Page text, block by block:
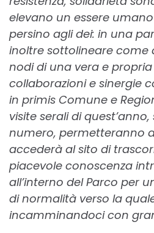
elevano un essere
persino agli dei: in una
inoltre sottolineare come
nodi di una vera e
collaborazioni e sinergie
in primis Comune e
visite serali di
numero, permetteranno
accederà al sito di
piacevole conoscenza
all’interno del Parco per
di normalità verso la
incamminandoci con